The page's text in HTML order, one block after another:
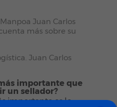
Juan Carlos
más sobre su
Juan Carlos
importante que
un sellador?
importante es la